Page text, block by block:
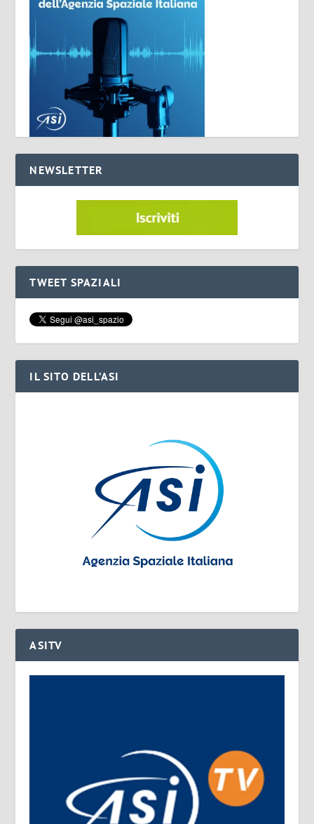
NEWSLETTER
TWEET SPAZIALI
IL SITO DELL’ASI
ASITV